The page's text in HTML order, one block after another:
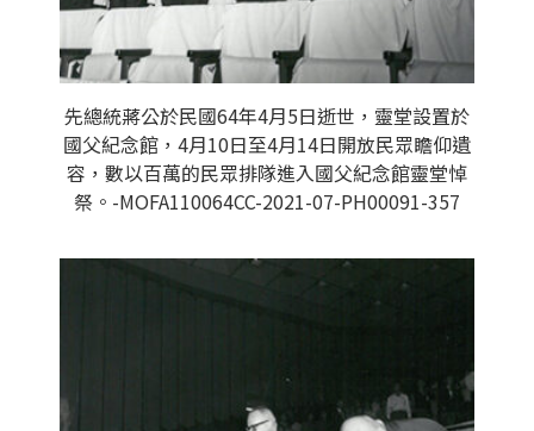
先總統蔣公於民國64年4月5日逝世，靈堂設置於
國父紀念館，4月10日至4月14日開放民眾瞻仰遺
容，數以百萬的民眾排隊進入國父紀念館靈堂悼
祭。-MOFA110064CC-2021-07-PH00091-357